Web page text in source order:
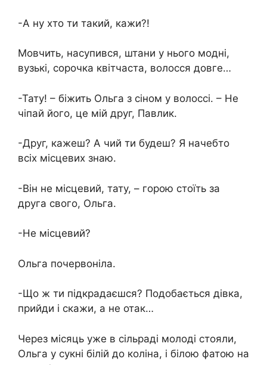
-А ну хто ти такий, кажи?!
Мовчить, насупився, штани у нього модні,
вузькі, сорочка квітчаста, волосся довге…
-Тату! – біжить Ольга з сіном у волоссі. – Не
чіпай його, це мій друг, Павлик.
-Друг, кажеш? А чий ти будеш? Я начебто
всіх місцевих знаю.
-Він не місцевий, тату, – горою стоїть за
друга свого, Ольга.
-Не місцевий?
Ольга почервоніла.
-Що ж ти підкрадаєшся? Подобається дівка,
прийди і скажи, а не отак…
Через місяць уже в сільраді молоді стояли,
Ольга у сукні білій до коліна, і білою фатою на